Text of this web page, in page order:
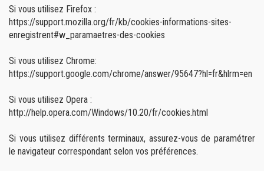
Si vous utilisez Firefox :
https://support.mozilla.org/fr/kb/cookies-informations-sites-
enregistrent#w_paramaetres-des-cookies
Si vous utilisez Chrome:
https://support.google.com/chrome/answer/95647?hl=fr&hlrm=en
Si vous utilisez Opera :
http://help.opera.com/Windows/10.20/fr/cookies.html
Si vous utilisez différents terminaux, assurez-vous de paramétrer
le navigateur correspondant selon vos préférences.